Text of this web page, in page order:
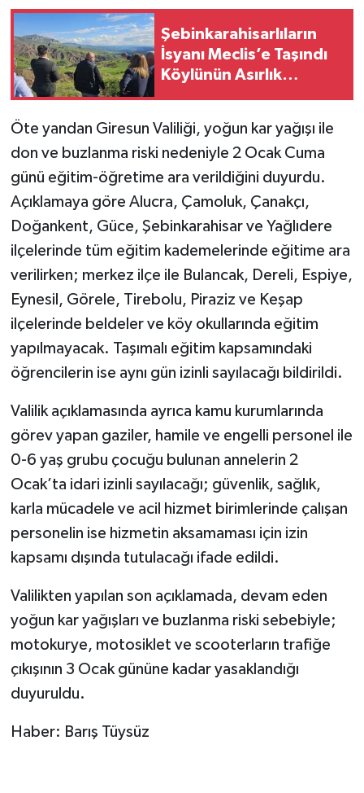
Şebinkarahisarlıların
İsyanı Meclis’e Taşındı
Köylünün Asırlık
Öte yandan Giresun Valiliği, yoğun kar yağışı ile
don ve buzlanma riski nedeniyle 2 Ocak Cuma
günü eğitim-öğretime ara verildiğini duyurdu.
Açıklamaya göre Alucra, Çamoluk, Çanakçı,
Doğankent, Güce, Şebinkarahisar ve Yağlıdere
ilçelerinde tüm eğitim kademelerinde eğitime ara
verilirken; merkez ilçe ile Bulancak, Dereli, Espiye,
Eynesil, Görele, Tirebolu, Piraziz ve Keşap
ilçelerinde beldeler ve köy okullarında eğitim
yapılmayacak. Taşımalı eğitim kapsamındaki
öğrencilerin ise aynı gün izinli sayılacağı bildirildi.
Valilik açıklamasında ayrıca kamu kurumlarında
görev yapan gaziler, hamile ve engelli personel ile
0-6 yaş grubu çocuğu bulunan annelerin 2
Ocak’ta idari izinli sayılacağı; güvenlik, sağlık,
karla mücadele ve acil hizmet birimlerinde çalışan
personelin ise hizmetin aksamaması için izin
kapsamı dışında tutulacağı ifade edildi.
Valilikten yapılan son açıklamada, devam eden
yoğun kar yağışları ve buzlanma riski sebebiyle;
motokurye, motosiklet ve scooterların trafiğe
çıkışının 3 Ocak gününe kadar yasaklandığı
duyuruldu.
Haber: Barış Tüysüz